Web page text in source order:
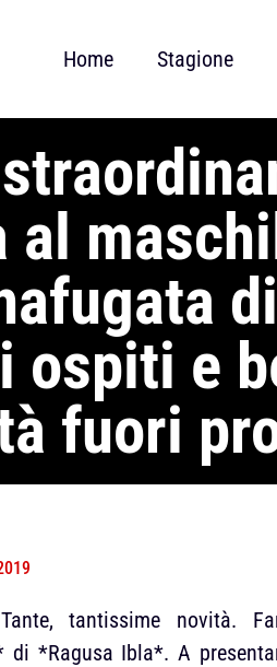
Home Stagione
al
ospiti e
fuori
tantissime novità.
di *Ragusa Ibla*. A